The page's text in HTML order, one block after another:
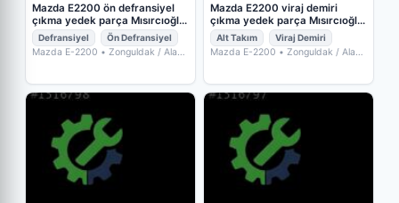
Mazda E2200 ön defransiyel
çıkma yedek parça Mısırcıoğlu
otoDefransiyel Ön Defransiyel
Mazda E-2200 • Zonguldak / Alaplı
Mazda E2200 viraj demiri
çıkma yedek parça Mısırcıoğlu
otoAlt Takım Viraj Demiri
Mazda E-2200 • Zonguldak / Alaplı